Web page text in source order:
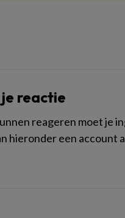
reactie
reageren moet je
hieronder een account